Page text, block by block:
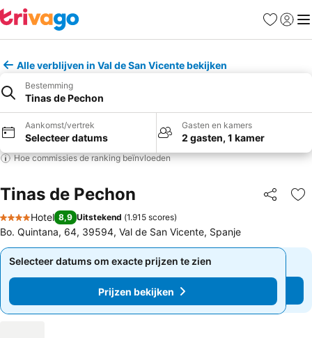
Favorieten
Alle verblijven in Val de San Vicente bekijken
Bestemming
Tinas de Pechon
Aankomst/vertrek
Selecteer datums
Gasten en kamers
2 gasten, 1 kamer
Hoe commissies de ranking beïnvloeden
Tinas de Pechon Delen
4 Sterren
Hotel 8,9 Uitstekend (1.915 scores)
Bo. Quintana, 64, 39594, Val de San Vicente, Spanje
Selecteer datums om exacte prijzen te zien
Prijzen bekijken
Selecteer datums om exacte prijzen te zien
Prijzen bekijken